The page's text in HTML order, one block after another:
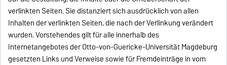
verlinkten Seiten. Sie distanziert sich ausdrücklich von allen
Inhalten der verlinkten Seiten, die nach der Verlinkung verändert
wurden. Vorstehendes gilt für alle innerhalb des
Internetangebotes der Otto-von-Guericke-Universität Magdeburg
gesetzten Links und Verweise sowie für Fremdeinträge in vom